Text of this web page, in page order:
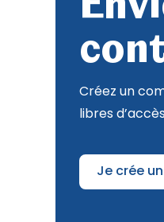
Créez un
libres
Je crée